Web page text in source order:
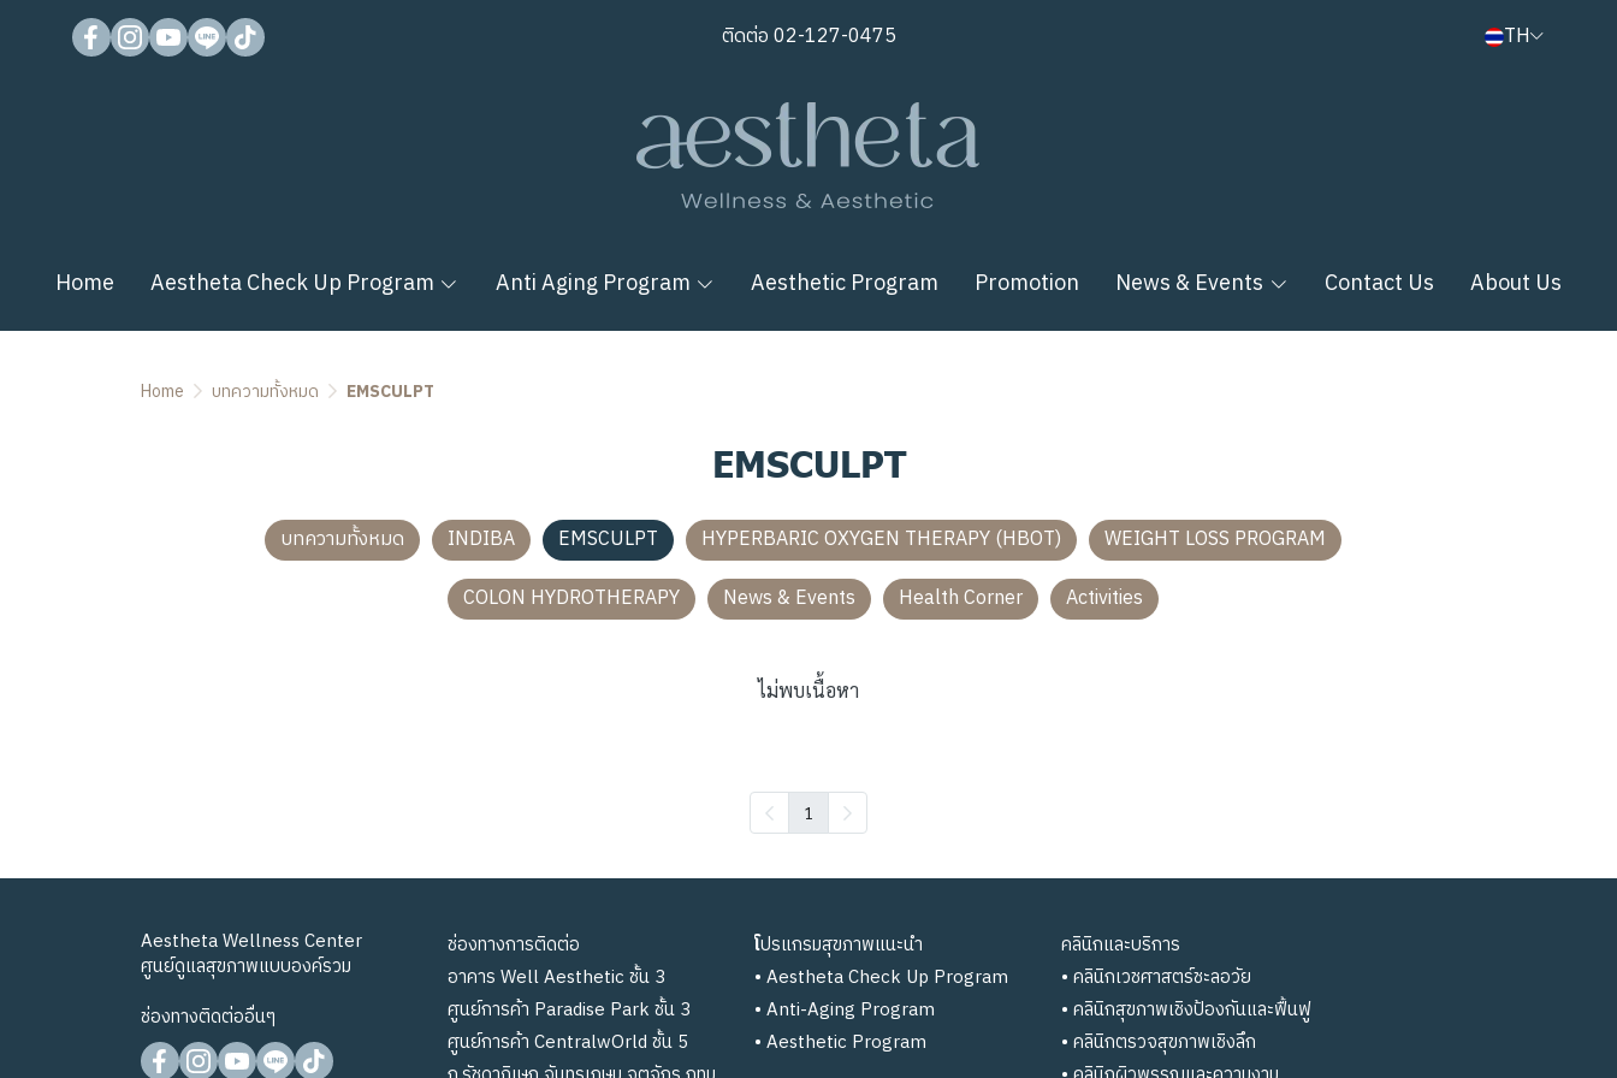
ติดต่อ02-127-0475 TH
Home Aestheta Check Up Program Anti Aging Program Aesthetic Program Promotion News & Events Contact Us About Us
Home บทความทั้งหมด EMSCULPT
EMSCULPT
บทความทั้งหมด INDIBA EMSCULPT HYPERBARIC OXYGEN THERAPY (HBOT)
WEIGHT LOSS PROGRAM
COLON HYDROTHERAPY
News & Events Health Corner Activities
ไม่พบเนื้อหา
1
Aestheta Wellness Center
ศูนย์ดูแลสุขภาพแบบองค์รวม
ช่องทางติดต่ออื่นๆ
ช่องทางการติดต่อ
อาคาร Well Aesthetic ชั้น 3
ศูนย์การค้า Paradise Park ชั้น 3
ศูนย์การค้า CentralwOrld ชั้น 5
โปรแกรมสุขภาพแนะนำ
• Aestheta Check Up Program
• Anti-Aging Program
• Aesthetic Program
คลินิกและบริการ
• คลินิกเวชศาสตร์ชะลอวัย
• คลินิกสุขภาพเชิงป้องกันและฟื้นฟู
• คลินิกตรวจสุขภาพเชิงลึก